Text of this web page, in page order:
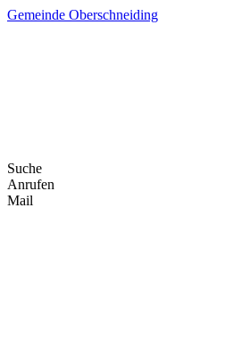
Skip
Gemeinde Oberschneiding
Suche
Anrufen
Mail